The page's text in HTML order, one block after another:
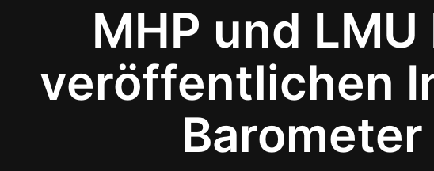
MHP und
veröffentlichen